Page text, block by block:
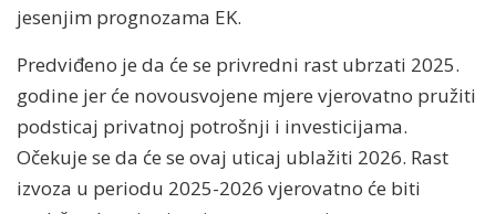
jesenjim prognozama EK.
Predviđeno je da će se privredni rast ubrzati 2025.
godine jer će novousvojene mjere vjerovatno pružiti
podsticaj privatnoj potrošnji i investicijama.
Očekuje se da će se ovaj uticaj ublažiti 2026. Rast
izvoza u periodu 2025-2026 vjerovatno će biti